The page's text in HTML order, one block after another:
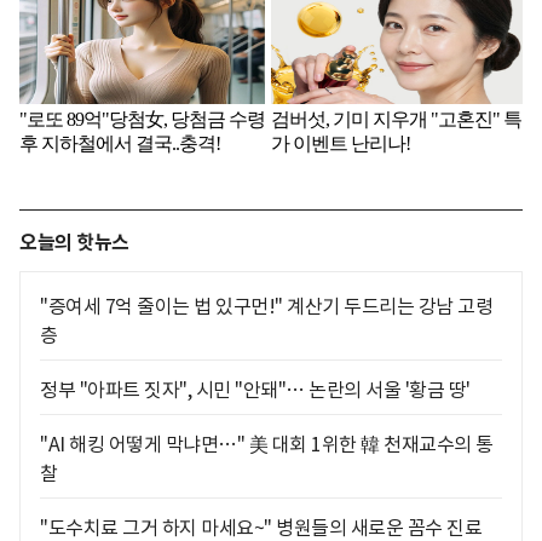
오늘의 핫뉴스
"증여세 7억 줄이는 법 있구먼!" 계산기 두드리는 강남 고령
층
정부 "아파트 짓자", 시민 "안돼"… 논란의 서울 '황금 땅'
"AI 해킹 어떻게 막냐면…" 美 대회 1위한 韓 천재교수의 통
찰
"도수치료 그거 하지 마세요~" 병원들의 새로운 꼼수 진료